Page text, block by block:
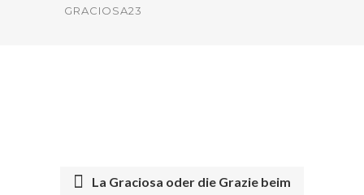
GRACIOSA23
La Graciosa oder die Grazie beim